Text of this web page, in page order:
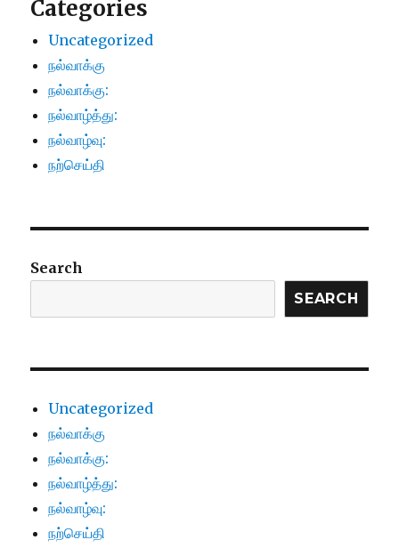
Categories
Uncategorized
நல்வாக்கு
நல்வாக்கு:
நல்வாழ்த்து:
நல்வாழ்வு:
நற்செய்தி
Search
SEARCH
Uncategorized
நல்வாக்கு
நல்வாக்கு:
நல்வாழ்த்து:
நல்வாழ்வு:
நற்செய்தி